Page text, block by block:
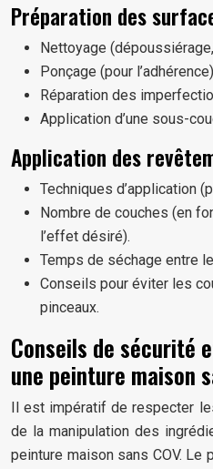
Préparation des
Nettoyage
Ponçage (pour
Réparation des
Application d’une sous-
Application des
Techniques d’application
Nombre de couches (en
l’effet désiré).
Temps de séchage entre
Conseils pour éviter les
pinceaux.
Conseils de sécurité
une peinture maison
Il est impératif de respecter
de la manipulation des
peinture maison sans COV. Le